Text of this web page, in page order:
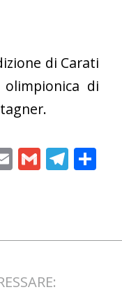
di Carati
di
EmailGmail